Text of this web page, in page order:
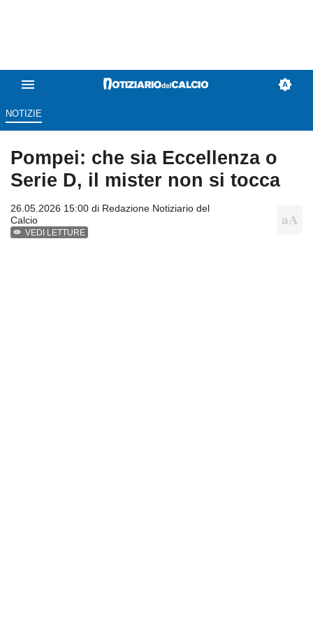
NOTIZIE
Pompei: che sia Eccellenza o
Serie D, il mister non si tocca
26.05.2026 15:00 di Redazione Notiziario del
Calcio
VEDI LETTURE